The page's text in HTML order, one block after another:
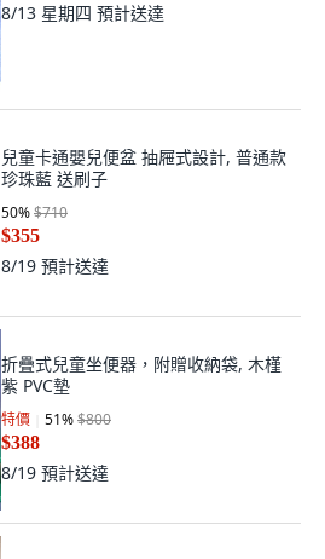
8/13 星期四 預計送達
兒童卡通嬰兒便盆 抽屜式設計, 普通款
珍珠藍 送刷子
50%$710
$355
8/19 預計送達
折疊式兒童坐便器，附贈收納袋, 木槿
紫 PVC墊
特價 51%$800
$388
8/19 預計送達